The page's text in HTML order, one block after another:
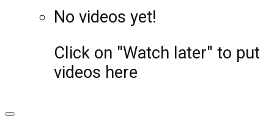
No videos yet!
Click on "Watch later" to put
videos here